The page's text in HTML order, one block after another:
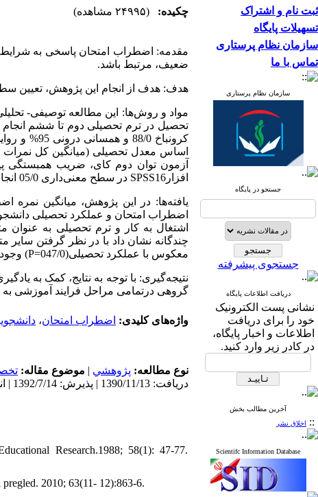
ثبت نام و اشتراک
تسهیلات پایگاه
سازمان نظام پرستاری
تماس با ما
سازمان نظام پرستاری
جستجو در پایگاه
جستجوی پیشرفته
دریافت اطلاعات پایگاه
نشانی پست الکترونیک
خود را برای دریافت
اطلاعات و اخبار پایگاه،
در کادر زیر وارد کنید.
آخرین مطالب بخش
:: اخلاق نشر
Scientifc Information Database
چکیده: (۲۴۹۹۵ مشاهده)
مقدمه: اضطراب امتحان پاسخی به شرایط
ضعیف، مرتبط باشد.
هدف: هدف از انجام این پژوهش، تعیین
کرونباخ 88/0 و همسانی درونی 95
%
اساس معدل تحصیلی (میانگین کل نمرات
آزمون توان دوم کای، ضریب همبستگی
افزار SPSS16 در سطح معنی‌‌داری 05/0 انجام شد.
اضطراب امتحان و عملکرد تحصیلی
اشتغال به کار و ترم تحصیلی به عنوان
چندگانه نشان داد با در نظر گرفتن
معکوس با عملکرد تحصیلی(047/0‌=
P
)
نتیجه‌گیری: با توجه به نتایج، کمک به
گروهی درتمامی مراحل فرایند آموزشی
واژه‌های کلیدی: اضطراب امتحان،
نوع مطالعه: پژوهشي | موضوع مقاله:
دریافت: 1390/11/13 | پذیرش: 1392/7/14 | انتشار: 1392/7/14
Research.1988; 58(1): 47-77.
2010; 63(11- 12):863-6.